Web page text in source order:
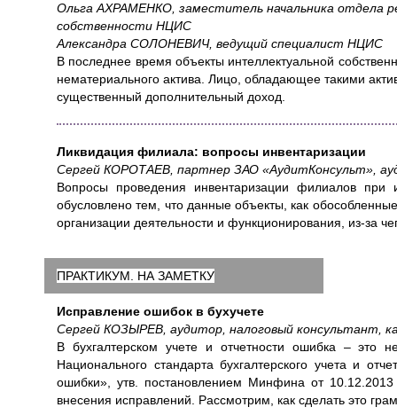
Ольга АХРАМЕНКО, заместитель начальника отдела
собственности НЦИС
Александра СОЛОНЕВИЧ, ведущий специалист НЦИС
В последнее время объекты интеллектуальной
нематериального актива. Лицо, обладающее такими
существенный дополнительный доход.
Ликвидация филиала: вопросы инвентаризации
Сергей КОРОТАЕВ, партнер ЗАО «АудитКонсульт»,
Вопросы проведения инвентаризации филиалов при
обусловлено тем, что данные объекты, как
организации деятельности и функционирования, из-за
ПРАКТИКУМ. НА ЗАМЕТКУ
Исправление ошибок в бухучете
Сергей КОЗЫРЕВ, аудитор, налоговый консультант,
В бухгалтерском учете и отчетности ошибка – это
Национального стандарта бухгалтерского учета и
ошибки», утв. постановлением Минфина от
внесения исправлений. Рассмотрим, как сделать это